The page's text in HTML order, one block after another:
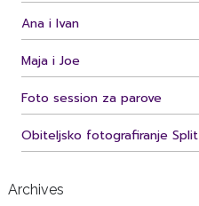
Ana i Ivan
Maja i Joe
Foto session za parove
Obiteljsko fotografiranje Split
Archives